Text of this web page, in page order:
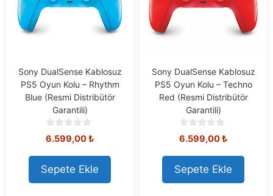
Sony DualSense Kablosuz
PS5 Oyun Kolu – Rhythm
Blue (Resmi Distribütör
Garantili)
0
o
u
t
o
f
6.599,00₺
Sepete Ekle
Sony DualSense Kablosuz
PS5 Oyun Kolu – Techno
Red (Resmi Distribütör
Garantili)
0
o
u
t
o
f
6.599,00₺
Sepete Ekle